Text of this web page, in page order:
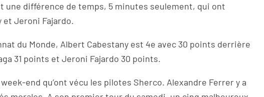
une différence de temps, 5 minutes seulement, qui ont
et Jeroni Fajardo.
du Monde, Albert Cabestany est 4e avec 30 points derrière
31 points et Jeroni Fajardo 30 points.
end qu’ont vécu les pilotes Sherco. Alexandre Ferrer y a